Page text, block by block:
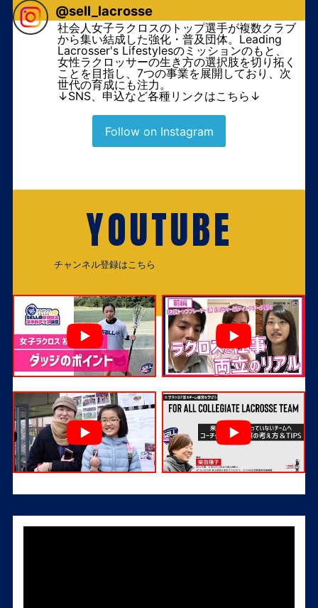
@sell_lacrosse
社会人女子ラクロスのトップ選手が複数クラブ
から集い結成した強化・普及団体。Leading
Lacrosser's Lifestylesのミッションのもと、
女性ラクロッサーの生き方の選択肢を切り拓く
ことを目指し、7つの事業を展開しており、次
世代の育成にも注力。
↓SNS、申込など各種リンクはこちら↓
Follow on Instagram
YOUTUBE
チャンネル登録はこちら